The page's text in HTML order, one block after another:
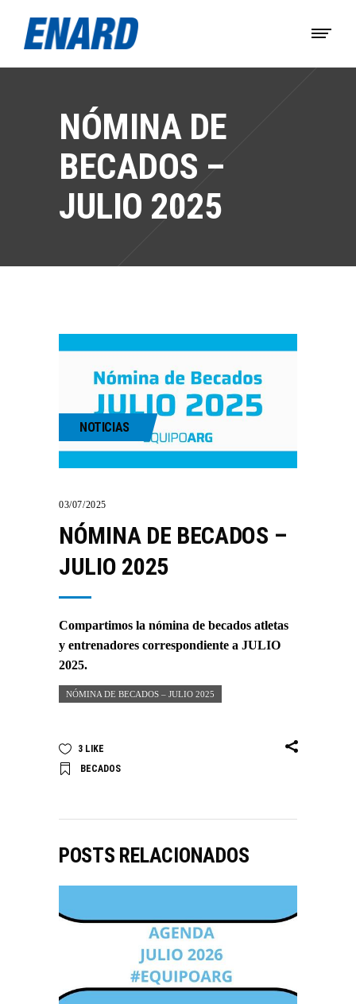
NÓMINA DE
BECADOS –
JULIO 2025
NOTICIAS
03/07/2025
NÓMINA DE BECADOS –
JULIO 2025
Compartimos la nómina de becados atletas
y entrenadores correspondiente a JULIO
2025.
NÓMINA DE BECADOS – JULIO 2025
3 LIKE
BECADOS
POSTS RELACIONADOS